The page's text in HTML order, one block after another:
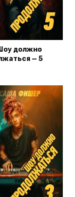
должно
— 5